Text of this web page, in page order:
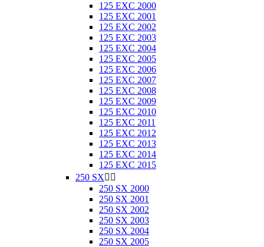
125 EXC 2000
125 EXC 2001
125 EXC 2002
125 EXC 2003
125 EXC 2004
125 EXC 2005
125 EXC 2006
125 EXC 2007
125 EXC 2008
125 EXC 2009
125 EXC 2010
125 EXC 2011
125 EXC 2012
125 EXC 2013
125 EXC 2014
125 EXC 2015
250 SX 
250 SX 2000
250 SX 2001
250 SX 2002
250 SX 2003
250 SX 2004
250 SX 2005